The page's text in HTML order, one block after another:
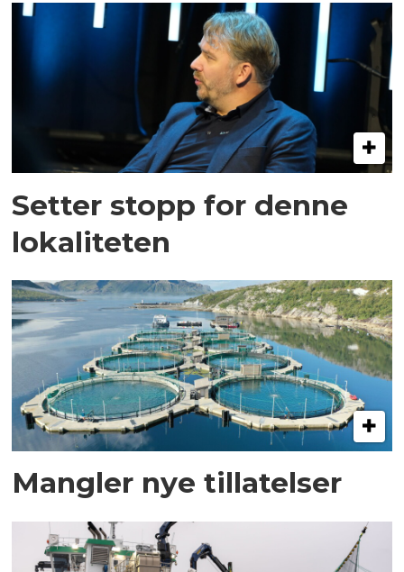
Setter stopp for denne
lokaliteten
Mangler nye tillatelser